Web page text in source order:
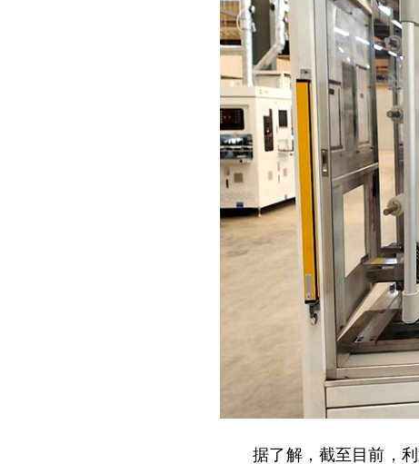
据了解，截至目前，利